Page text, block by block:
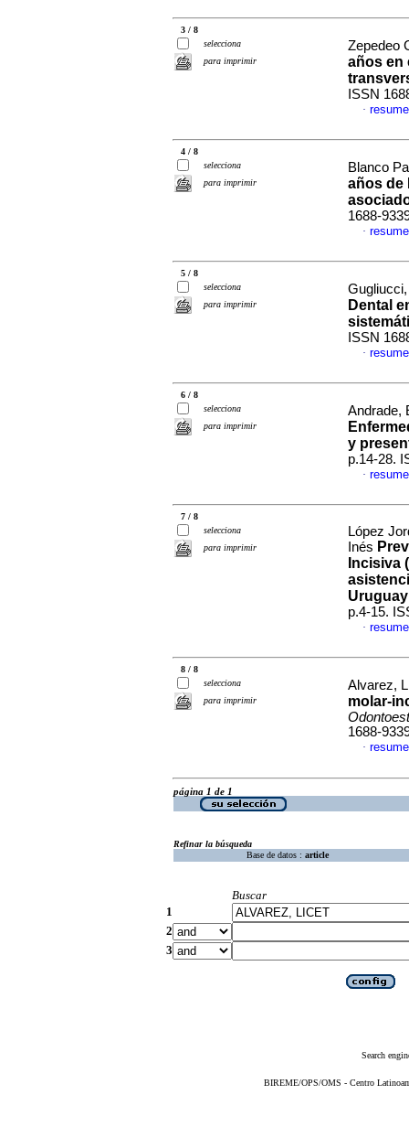
3 / 8
selecciona
para imprimir
Zepedeo
años en
ISSN
·
4 / 8
selecciona
para imprimir
Blanco
años de
1688-
·
5 / 8
selecciona
para imprimir
Dental
ISSN
·
6 / 8
selecciona
para imprimir
Andrade,
y
p.14-28.
·
7 / 8
selecciona
para imprimir
López
Inés
Incisiva
Uruguay
p.4-15.
·
8 / 8
selecciona
para imprimir
Alvarez,
molar-
1688-
·
página 1 de 1
Refinar la búsqueda
Base de datos : article
Buscar
1
2
3
Search
BIREME/OPS/OMS - Centro